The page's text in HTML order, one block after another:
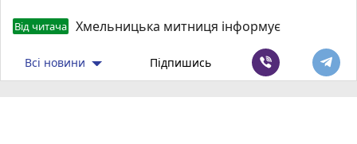
Від читача Хмельницька митниця інформує
Всі новини Підпишись